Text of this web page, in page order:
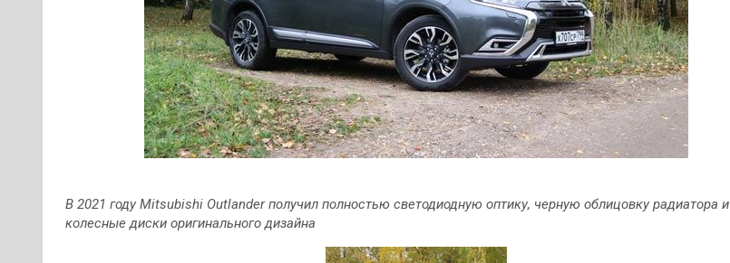
В 2021 году Mitsubishi Outlander получил полностью светодиодную оптику, черную облицовку радиатора и
колесные диски оригинального дизайна